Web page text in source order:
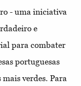
- uma iniciativa
e
para combater
portuguesas
verdes. Para